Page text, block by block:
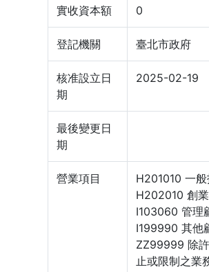
實收資本額 0
登記機關 臺北市政府
核准設立日
期
2025-02-19
最後變更日
期
營業項目
H201010 一
H202010 創
I103060 管理
I199990 其他
ZZ99999 除
止或限制之業